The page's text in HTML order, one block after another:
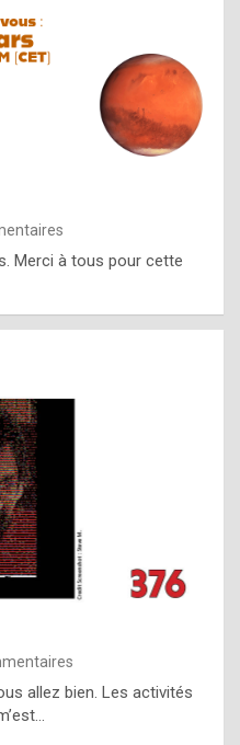
Merci à tous pour cette
allez bien. Les activités